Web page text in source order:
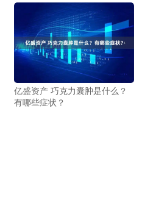
亿盛资产 巧克力囊肿是什么？
有哪些症状？